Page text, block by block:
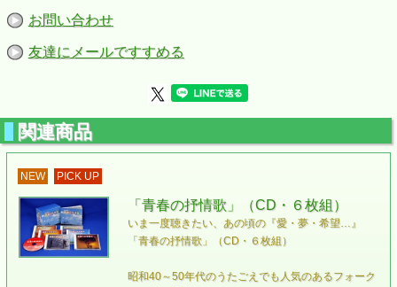
お問い合わせ
友達にメールですすめる
関連商品
NEW PICK UP
「青春の抒情歌」（CD・６枚組）
いま一度聴きたい、あの頃の『愛・夢・希望…』
「青春の抒情歌」（CD・６枚組）
昭和40～50年代のうたごえでも人気のあるフォーク